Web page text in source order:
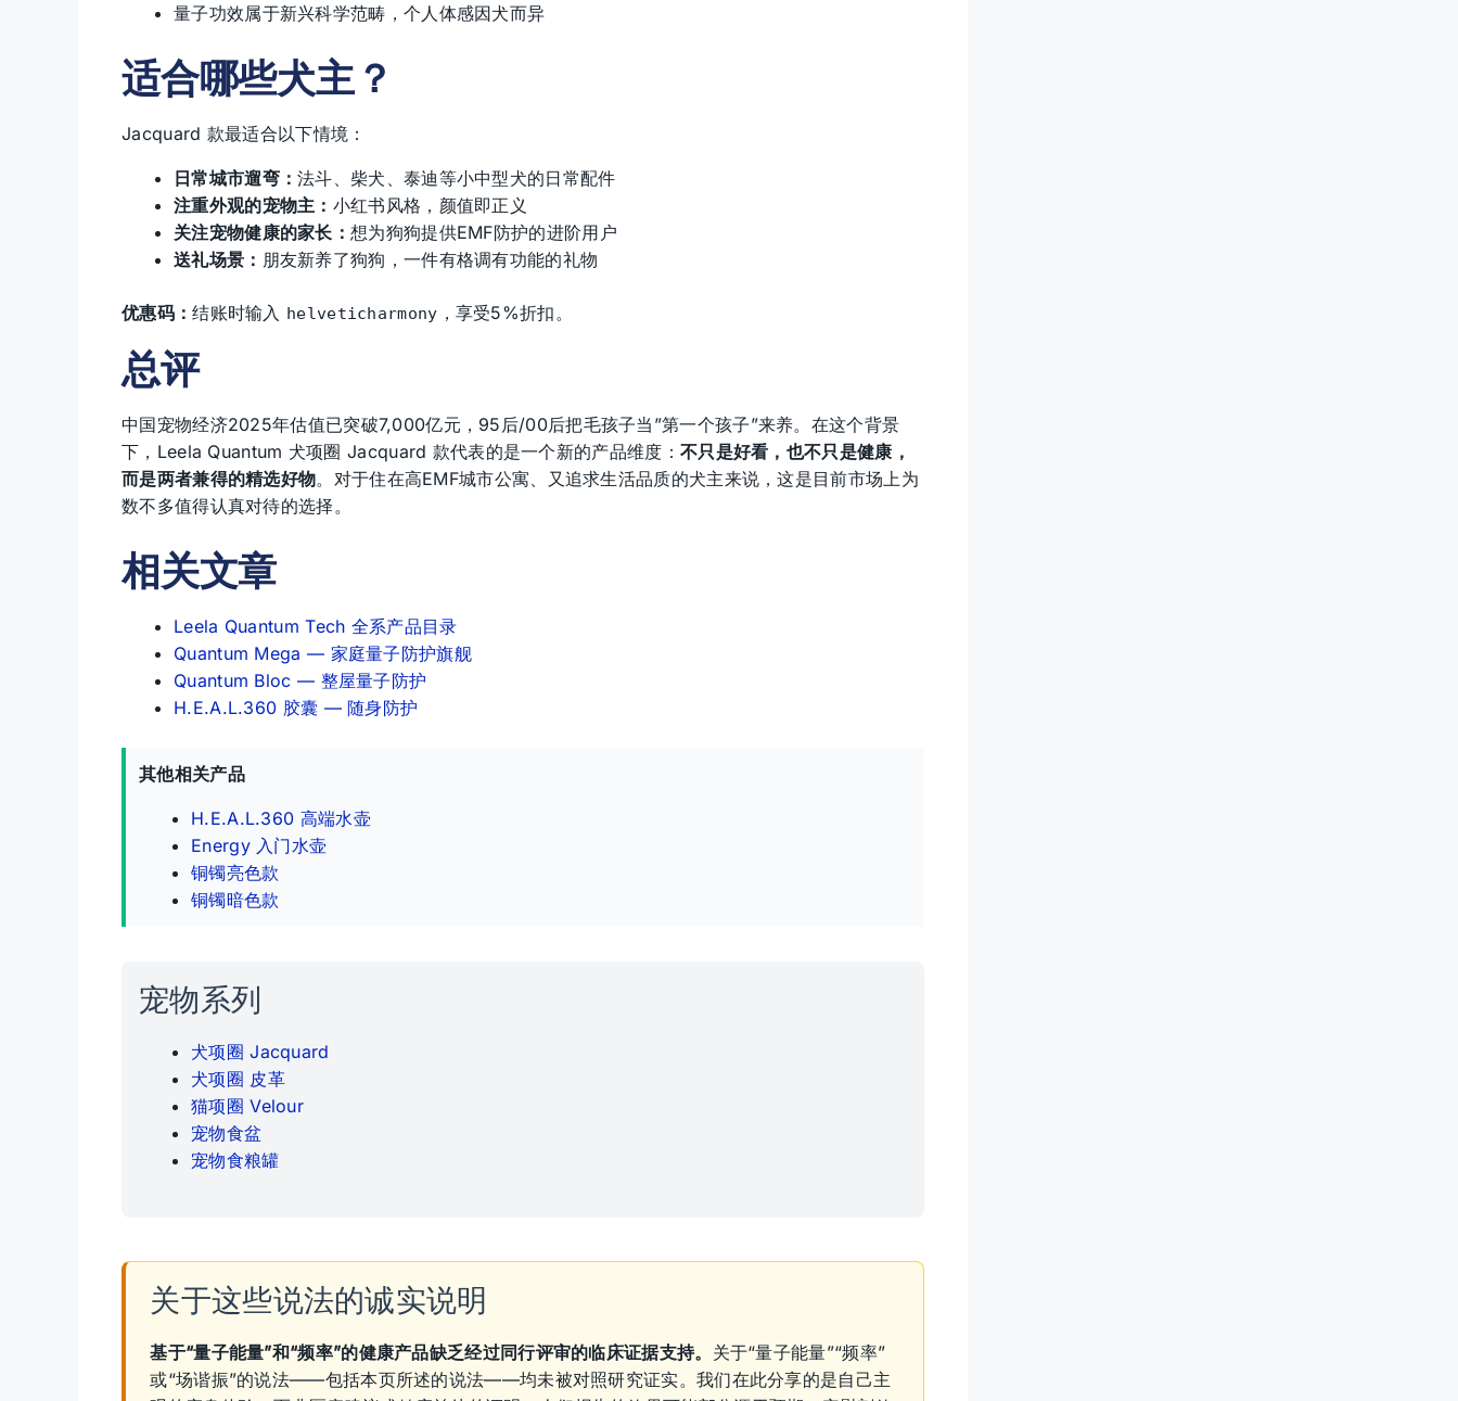
量子功效属于新兴科学范畴，个人体感因犬而异
适合哪些犬主？
Jacquard 款最适合以下情境：
日常城市遛弯：法斗、柴犬、泰迪等小中型犬的日常配件
注重外观的宠物主： 小红书风格，颜值即正义
关注宠物健康的家长： 想为狗狗提供EMF防护的进阶用户
送礼场景： 朋友新养了狗狗，一件有格调有功能的礼物
优惠码：结账时输入 helveticharmony ，享受5%折扣。
总评
中国宠物经济2025年估值已突破7,000亿元，95后/00后把毛孩子当”第一个孩子”来养。在这个背景
下，Leela Quantum 犬项圈 Jacquard 款代表的是一个新的产品维度： 不只是好看，也不只是健康，
而是两者兼得的精选好物。对于住在高EMF城市公寓、又追求生活品质的犬主来说，这是目前市场上为
数不多值得认真对待的选择。
相关文章
Leela Quantum Tech 全系产品目录
Quantum Mega — 家庭量子防护旗舰
Quantum Bloc — 整屋量子防护
H.E.A.L.360 胶囊 — 随身防护
其他相关产品
H.E.A.L.360 高端水壶
Energy 入门水壶
铜镯亮色款
铜镯暗色款
宠物系列
犬项圈 Jacquard
犬项圈 皮革
猫项圈 Velour
宠物食盆
宠物食粮罐
关于这些说法的诚实说明
基于“量子能量”和“频率”的健康产品缺乏经过同行评审的临床证据支持。 关于“量子能量”“频率”
或“场谐振”的说法——包括本页所述的说法——均未被对照研究证实。我们在此分享的是自己主